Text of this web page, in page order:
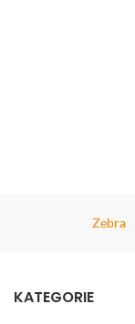
Zebra
KATEGORIE